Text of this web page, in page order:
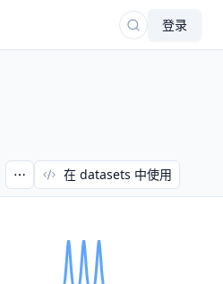
登录
在 datasets 中使用